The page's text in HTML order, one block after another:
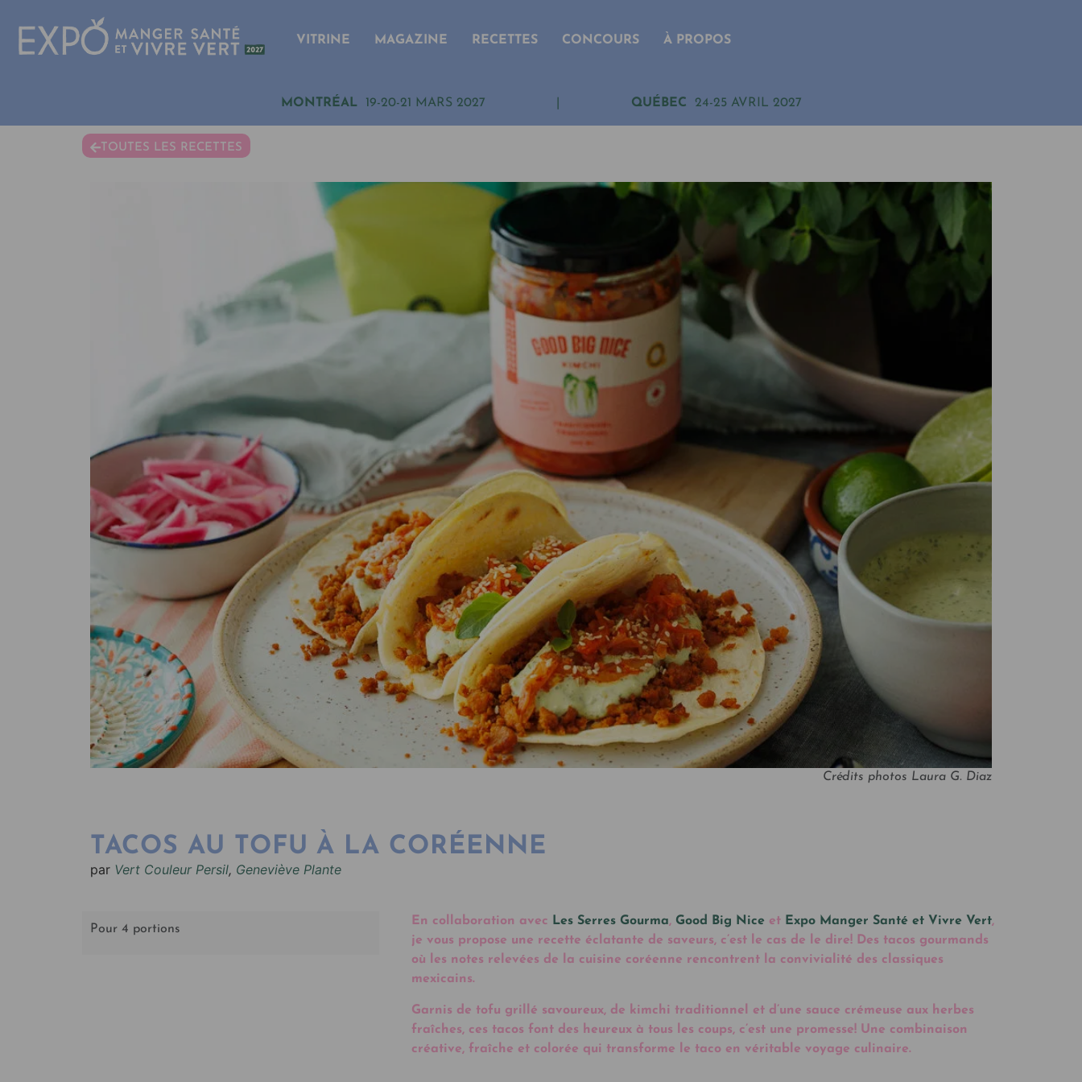
VITRINE MAGAZINE RECETTES CONCOURS À PROPOS
MONTRÉAL19-20-21 MARS 2027 QUÉBEC 24-25 AVRIL 2027
TOUTES LES RECETTES
Crédits photos Laura G. Diaz
TACOS AU TOFU À LA CORÉENNE
par Vert Couleur Persil, Geneviève Plante
Pour 4 portions
En collaboration avec Les Serres Gourma, Good Big Nice et Expo Manger Santé et Vivre Vert,
je vous propose une recette éclatante de saveurs, c’est le cas de le dire! Des tacos gourmands
où les notes relevées de la cuisine coréenne rencontrent la convivialité des classiques
mexicains.
Garnis de tofu grillé savoureux, de kimchi traditionnel et d’une sauce crémeuse aux herbes
fraîches, ces tacos font des heureux à tous les coups, c’est une promesse! Une combinaison
créative, fraîche et colorée qui transforme le taco en véritable voyage culinaire.